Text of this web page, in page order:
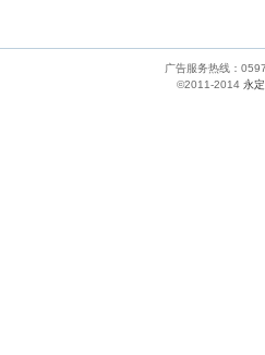
广告服务热线：
©2011-2014 永